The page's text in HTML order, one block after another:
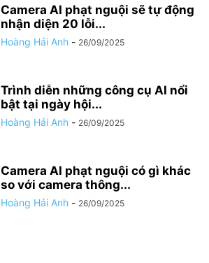
Camera AI phạt nguội sẽ tự động
nhận diện 20 lỗi...
Hoàng Hải Anh - 26/09/2025
Trình diễn những công cụ AI nổi
bật tại ngày hội...
Hoàng Hải Anh - 26/09/2025
Camera AI phạt nguội có gì khác
so với camera thông...
Hoàng Hải Anh - 26/09/2025